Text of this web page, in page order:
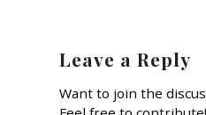
Leave a Reply
Want to join the